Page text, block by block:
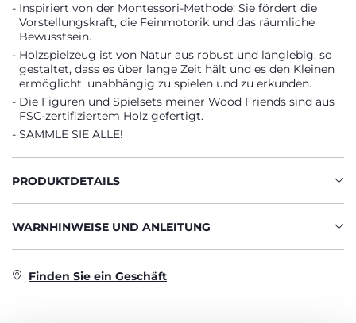
Inspiriert von der Montessori-Methode: Sie fördert die
Vorstellungskraft, die Feinmotorik und das räumliche
Bewusstsein.
Holzspielzeug ist von Natur aus robust und langlebig, so
gestaltet, dass es über lange Zeit hält und es den Kleinen
ermöglicht, unabhängig zu spielen und zu erkunden.
Die Figuren und Spielsets meiner Wood Friends sind aus
FSC-zertifiziertem Holz gefertigt.
SAMMLE SIE ALLE!
PRODUKTDETAILS
WARNHINWEISE UND ANLEITUNG
Finden Sie ein Geschäft